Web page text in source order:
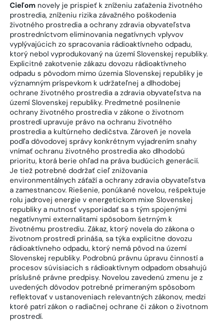
Cieľom novely je prispieť k zníženiu zaťaženia životného
prostredia, zníženiu rizika závažného poškodenia
životného prostredia a ochrany zdravia obyvateľstva
prostredníctvom eliminovania negatívnych vplyvov
vyplývajúcich zo spracovania rádioaktívneho odpadu,
ktorý nebol vyprodukovaný na území Slovenskej republiky.
Explicitné zakotvenie zákazu dovozu rádioaktívneho
odpadu s pôvodom mimo územia Slovenskej republiky je
významným príspevkom k udržateľnej a dlhodobej
ochrane životného prostredia a zdravia obyvateľstva na
území Slovenskej republiky. Predmetné posilnenie
ochrany životného prostredia v zákone o životnom
prostredí upravuje právo na ochranu životného
prostredia a kultúrneho dedičstva. Zároveň je novela
podľa dôvodovej správy konkrétnym vyjadrením snahy
vnímať ochranu životného prostredia ako dlhodobú
prioritu, ktorá berie ohľad na práva budúcich generácií.
Je tiež potrebné dodržať cieľ znižovania
environmentálnych záťaží a ochrany zdravia obyvateľstva
a zamestnancov. Riešenie, ponúkané novelou, rešpektuje
rolu jadrovej energie v energetickom mixe Slovenskej
republiky a nutnosť vysporiadať sa s tým spojenými
negatívnymi externalitami spôsobom šetrným k
životnému prostrediu. Zákaz, ktorý novela do zákona o
životnom prostredí prináša, sa týka explicitne dovozu
rádioaktívneho odpadu, ktorý nemá pôvod na území
Slovenskej republiky. Podrobnú právnu úpravu činností a
procesov súvisiacich s rádioaktívnym odpadom obsahujú
príslušné právne predpisy. Novelou zavedenú zmenu je z
uvedených dôvodov potrebné primeraným spôsobom
reflektovať v ustanoveniach relevantných zákonov, medzi
ktoré patrí zákon o radiačnej ochrane či zákon o životnom
prostredí.